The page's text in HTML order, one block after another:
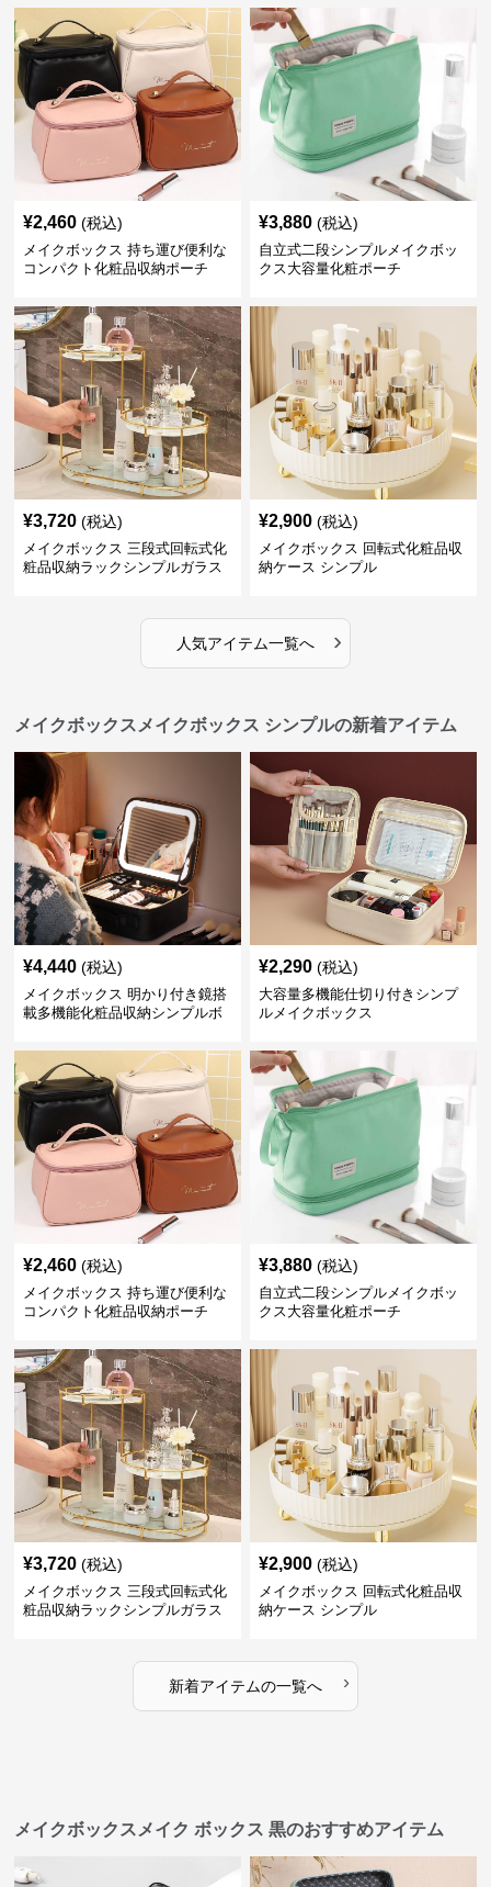
¥2,460 (税込)
メイクボックス 持ち運び便利な
コンパクト化粧品収納ポーチ
¥3,880 (税込)
自立式二段シンプルメイクボッ
クス大容量化粧ポーチ
¥3,720 (税込)
メイクボックス 三段式回転式化
粧品収納ラックシンプルガラス
¥2,900 (税込)
メイクボックス 回転式化粧品収
納ケース シンプル
人気アイテム一覧へ ›
メイクボックスメイクボックス シンプルの新着アイテム
¥4,440 (税込)
メイクボックス 明かり付き鏡搭
載多機能化粧品収納シンプルボ
¥2,290 (税込)
大容量多機能仕切り付きシンプ
ルメイクボックス
¥2,460 (税込)
メイクボックス 持ち運び便利な
コンパクト化粧品収納ポーチ
¥3,880 (税込)
自立式二段シンプルメイクボッ
クス大容量化粧ポーチ
¥3,720 (税込)
メイクボックス 三段式回転式化
粧品収納ラックシンプルガラス
¥2,900 (税込)
メイクボックス 回転式化粧品収
納ケース シンプル
新着アイテムの一覧へ ›
メイクボックスメイク ボックス 黒のおすすめアイテム